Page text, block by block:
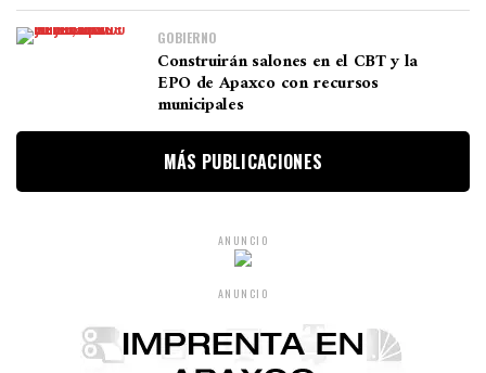
GOBIERNO
Construirán salones en el CBT y la
EPO de Apaxco con recursos
municipales
MÁS PUBLICACIONES
ANUNCIO
ANUNCIO